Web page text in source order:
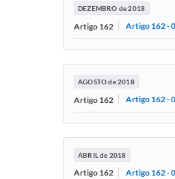
DEZEMBRO de 2018
Artigo 162 Artigo 162 -
AGOSTO de 2018
Artigo 162 Artigo 162 -
ABRIL de 2018
Artigo 162 Artigo 162 -